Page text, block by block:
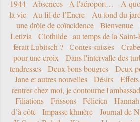
1944 Absences A l'aéroport… A
la vie
Au fil de l’Encre Au fond du
une drôle de coïncidence
Bienvenue
Letizia
Clothilde : au temps de la
ferait Lubitsch ?
Contes suisses
pour une croix
Dans l'intervalle des
tendresses
Deux bons bougres Deux
Jane et autres nouvelles
Désirs Effets
rentrer chez moi, je contourne
Filiations
Frissons Félicien Hannah
d’à côté
Impasse khmère Journal de